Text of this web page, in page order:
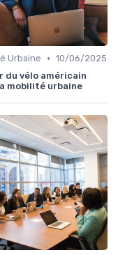
Urbaine • 10/06/2025
du vélo américain
mobilité urbaine